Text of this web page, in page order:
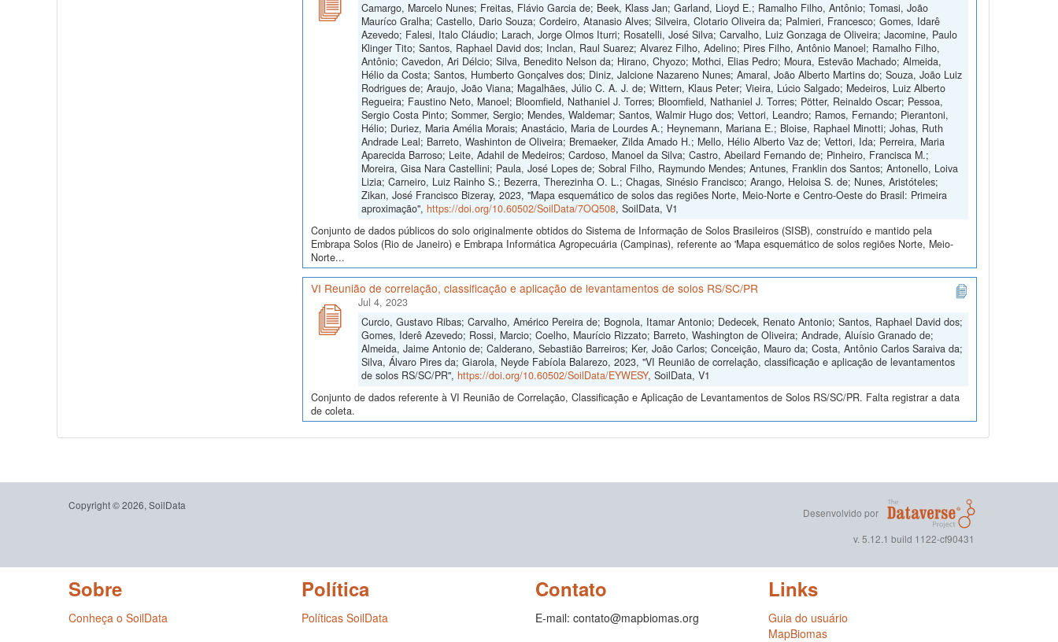
Camargo, Marcelo Nunes; Freitas, Flávio Garcia de; Beek, Klass Jan; Garland, Lioyd E.; Ramalho Filho, Antônio; Tomasi, João
Mauríco Gralha; Castello, Dario Souza; Cordeiro, Atanasio Alves; Silveira, Clotario Oliveira da; Palmieri, Francesco; Gomes, Idarê
Azevedo; Falesi, Italo Cláudio; Larach, Jorge Olmos Iturri; Rosatelli, José Silva; Carvalho, Luiz Gonzaga de Oliveira; Jacomine, Paulo
Klinger Tito; Santos, Raphael David dos; Inclan, Raul Suarez; Alvarez Filho, Adelino; Pires Filho, Antônio Manoel; Ramalho Filho,
Antônio; Cavedon, Ari Délcio; Silva, Benedito Nelson da; Hirano, Chyozo; Mothci, Elias Pedro; Moura, Estevão Machado; Almeida,
Hélio da Costa; Santos, Humberto Gonçalves dos; Diniz, Jalcione Nazareno Nunes; Amaral, João Alberto Martins do; Souza, João Luiz
Rodrigues de; Araujo, João Viana; Magalhães, Júlio C. A. J. de; Wittern, Klaus Peter; Vieira, Lúcio Salgado; Medeiros, Luiz Alberto
Regueira; Faustino Neto, Manoel; Bloomfield, Nathaniel J. Torres; Bloomfield, Nathaniel J. Torres; Pötter, Reinaldo Oscar; Pessoa,
Sergio Costa Pinto; Sommer, Sergio; Mendes, Waldemar; Santos, Walmir Hugo dos; Vettori, Leandro; Ramos, Fernando; Pierantoni,
Hélio; Duriez, Maria Amélia Morais; Anastácio, Maria de Lourdes A.; Heynemann, Mariana E.; Bloise, Raphael Minotti; Johas, Ruth
Andrade Leal; Barreto, Washinton de Oliveira; Bremaeker, Zilda Amado H.; Mello, Hélio Alberto Vaz de; Vettori, Ida; Perreira, Maria
Aparecida Barroso; Leite, Adahil de Medeiros; Cardoso, Manoel da Silva; Castro, Abeilard Fernando de; Pinheiro, Francisca M.;
Moreira, Gisa Nara Castellini; Paula, José Lopes de; Sobral Filho, Raymundo Mendes; Antunes, Franklin dos Santos; Antonello, Loiva
Lizia; Carneiro, Luiz Rainho S.; Bezerra, Therezinha O. L.; Chagas, Sinésio Francisco; Arango, Heloisa S. de; Nunes, Aristóteles;
Zikan, José Francisco Bizeray, 2023, "Mapa esquemático de solos das regiões Norte, Meio-Norte e Centro-Oeste do Brasil: Primeira
aproximação", https://doi.org/10.60502/SoilData/7OQ508, SoilData, V1
Conjunto de dados públicos do solo originalmente obtidos do Sistema de Informação de Solos Brasileiros (SISB), construído e mantido pela
Embrapa Solos (Rio de Janeiro) e Embrapa Informática Agropecuária (Campinas), referente ao 'Mapa esquemático de solos regiões Norte, Meio-
Norte...
VI Reunião de correlação, classificação e aplicação de levantamentos de solos RS/SC/PR
Jul 4, 2023
Curcio, Gustavo Ribas; Carvalho, Américo Pereira de; Bognola, Itamar Antonio; Dedecek, Renato Antonio; Santos, Raphael David dos;
Gomes, Iderê Azevedo; Rossi, Marcio; Coelho, Maurício Rizzato; Barreto, Washington de Oliveira; Andrade, Aluísio Granado de;
Almeida, Jaime Antonio de; Calderano, Sebastião Barreiros; Ker, João Carlos; Conceição, Mauro da; Costa, Antônio Carlos Saraiva da;
Silva, Álvaro Pires da; Giarola, Neyde Fabíola Balarezo, 2023, "VI Reunião de correlação, classificação e aplicação de levantamentos
de solos RS/SC/PR", https://doi.org/10.60502/SoilData/EYWESY, SoilData, V1
Conjunto de dados referente à VI Reunião de Correlação, Classificação e Aplicação de Levantamentos de Solos RS/SC/PR. Falta registrar a data
de coleta.
Copyright © 2026, SoilData
Desenvolvido por
v. 5.12.1 build 1122-cf90431
Sobre
Conheça o SoilData
Política
Políticas SoilData
Contato
E-mail: contato@mapbiomas.org
Links
Guia do usuário
MapBiomas